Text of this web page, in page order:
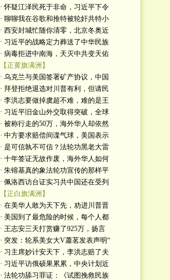
· 怀疑江泽民死于非命，习近平下令
· 聊聊我在谷歌和推特被轮奸共特小
· 西安封城忙随你清零，北京冬奥近
· 习近平的战略定力葬送了中华民族
· 病毒拒进中南海，天灭中共变天佑
【正黄旗满洲】
· 乌克兰与美国签署矿产协议，中国
· 拜登拒绝退选对川普有利，但请民
· 李洪志要做掉虞超不难，难的是王
· 习近平旧金山外交取得突破，全球
· 被称行走的50万，海外华人却依然
· 中方要求赔偿间谍气球，美国表示
· 是可信孰不可信？法轮功黑老大雷
· 十年签证无故作废，海外华人如何
· 朱镕基真的象法轮功宣传的那样平
· 佩洛西访台证实习共中国还在受列
【正白旗满洲】
· 在美华人敢为天下先，劝进川普晋
· 美国到了最危险的时候，每个人都
· 王志安三天打赏赚了925万，扬言
· 突发：轮系美女大V蕭茗发表声明“
· 习主席妙计安天下，李洪志赔了夫
· 习近平访俄硕果累累，中央计划近
· 法轮功舔习罪证：《试图挽救民族